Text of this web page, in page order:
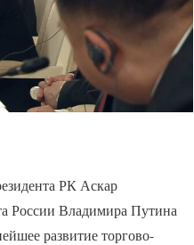
РК Аскар
России Владимира Путина
развитие торгово-